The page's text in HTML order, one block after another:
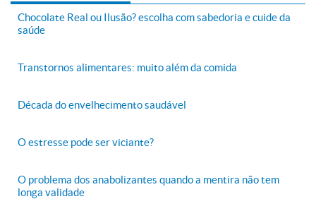
Chocolate Real ou Ilusão? escolha com sabedoria e cuide da
saúde
Transtornos alimentares: muito além da comida
Década do envelhecimento saudável
O estresse pode ser viciante?
O problema dos anabolizantes quando a mentira não tem
longa validade